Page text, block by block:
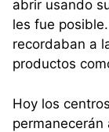
abrir usando
les fue
recordaban a
productos
Hoy los